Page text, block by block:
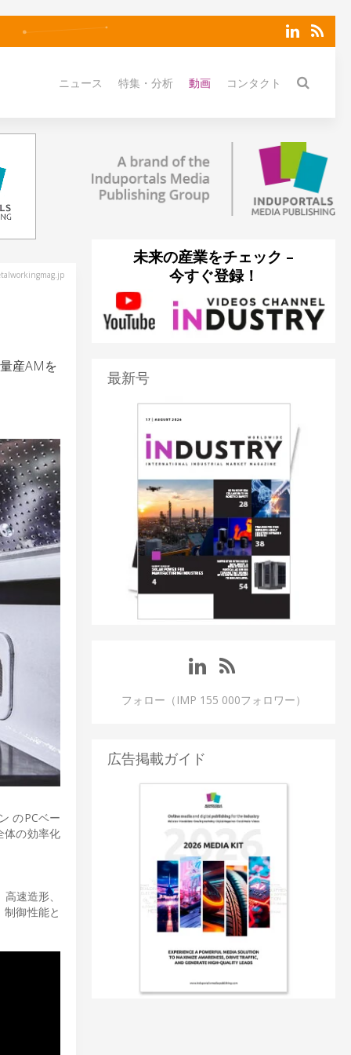
ニュース 特集・分析 動画 コンタクト
産AMを
のPCベー
体の効率化
速造形、
御性能と
未来の産業をチェック –
今すぐ登録！
最新号
フォロー（IMP 155 000フォロワー）
広告掲載ガイド